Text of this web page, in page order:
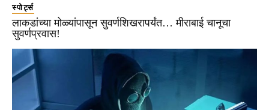
स्पोर्ट्स
लाकडांच्या मोळ्यांपासून सुवर्णशिखरापर्यंत… मीराबाई चानूचा
सुवर्णप्रवास!